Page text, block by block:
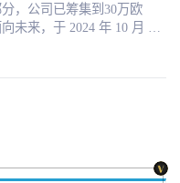
，公司已筹集到30万欧
未来，于 2024 年 10 月 1
未来工作方式的SaaS企
一步的产品开发。 各行
值可维持十年之久，而现
业重新思考技能开发和招